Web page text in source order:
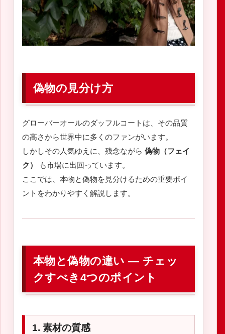
偽物の見分け方
グローバーオールのダッフルコートは、その品質
の高さから世界中に多くのファンがいます。
しかしその人気ゆえに、残念ながら 偽物（フェイ
ク）
も市場に出回っています。
ここでは、本物と偽物を見分けるための重要ポイ
ントをわかりやすく解説します。
本物と偽物の違い ― チェッ
クすべき4つのポイント
1. 素材の質感